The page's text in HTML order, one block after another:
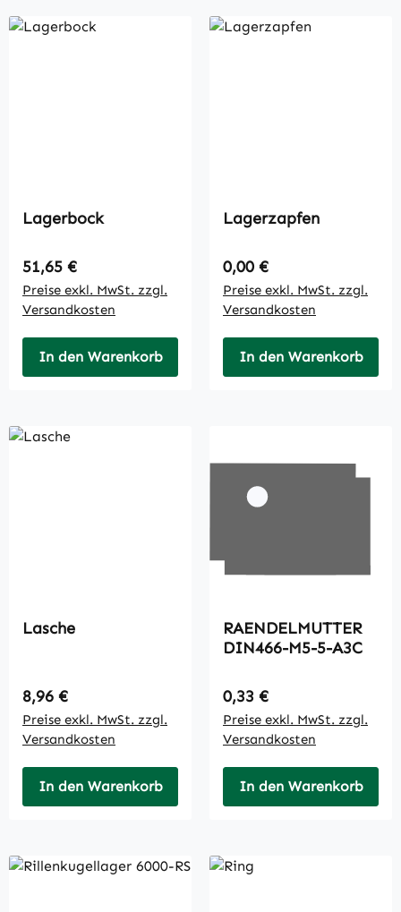
Lagerbock
Regulärer Preis:
51,65 €
Preise exkl. MwSt. zzgl.
Versandkosten
In den Warenkorb
Lagerzapfen
Regulärer Preis:
0,00 €
Preise exkl. MwSt. zzgl.
Versandkosten
In den Warenkorb
Lasche
Regulärer Preis:
8,96 €
Preise exkl. MwSt. zzgl.
Versandkosten
In den Warenkorb
RAENDELMUTTER
DIN466-M5-5-A3C
Regulärer Preis:
0,33 €
Preise exkl. MwSt. zzgl.
Versandkosten
In den Warenkorb